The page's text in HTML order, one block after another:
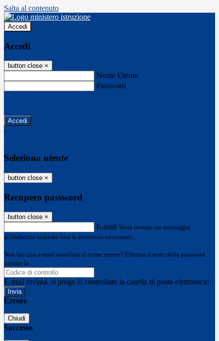
Salta al contenuto
Accedi
Accedi
button close ×
Nome Utente
Password
-
Seleziona utente
button close ×
Recupero password
button close ×
E-mail Verrà inviato un messaggio
all'indirizzo indicato con le istruzioni necessarie.
Non hai una e-mail associata al nome utente? Effettua il reset della password
tramite la
E-mail inviata, si prega di controllare la casella di posta elettronica!
Errore
Chiudi
Successo